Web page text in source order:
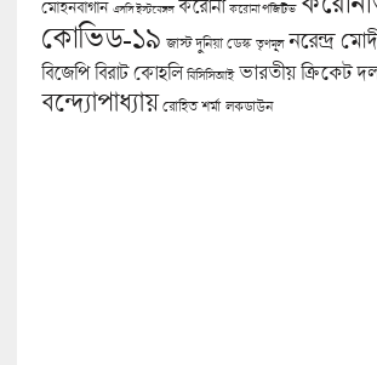
মোহনবাগান এসসি ইস্টবেঙ্গল করোনা করোনা পজিটিভ
কোভিড-১৯ জাস্ট দুনিয়া ডেস্ক তৃণমূল নরেন্দ্র
বিজেপি বিরাট কোহলি বিসিসিআই ভারতীয় ক্রিকেট
বন্দ্যোপাধ্যায় রোহিত শর্মা লকডাউন